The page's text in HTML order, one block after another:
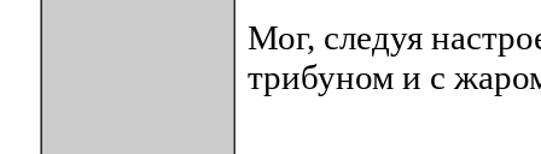
Мог, следуя
трибуном и с